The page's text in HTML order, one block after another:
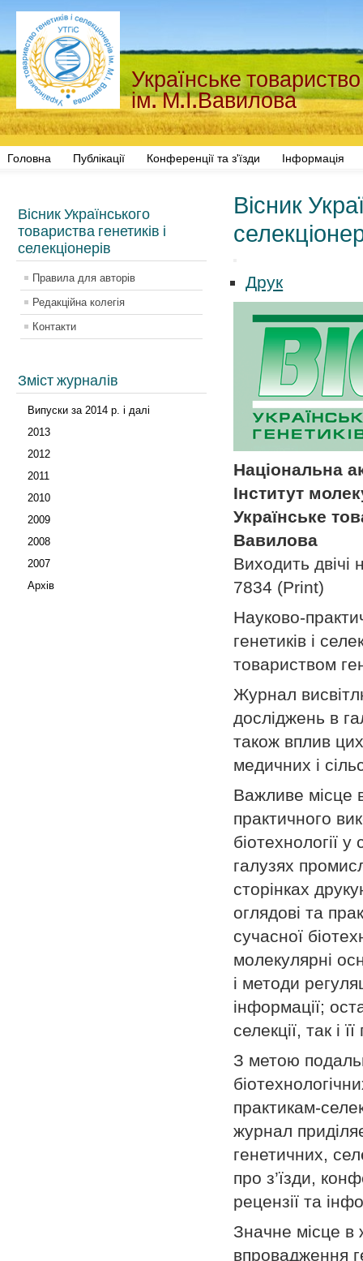
Українське товариство
ім. М.І.Вавилова
Головна Публікації Конференції та з'їзди Інформація
Вісник Українського
товариства генетиків і
селекціонерів
Правила для авторів
Редакційна колегія
Контакти
Зміст журналів
Випуски за 2014 р. і далі
2013
2012
2011
2010
2009
2008
2007
Архів
Вісник
Друк
Національна
Інститут
Українське
Вавилова
Виходить двічі
7834 (Print)
Науково-
генетиків і
товариством
Журнал
досліджень в
також вплив
медичних і
Важливе місце
практичного
біотехнології
галузях
сторінках
оглядові та
сучасної
молекулярні
і методи
інформації;
селекції, так і
З метою
практикам-
журнал
генетичних,
про з’їзди,
рецензії та
Значне місце в
впровадження